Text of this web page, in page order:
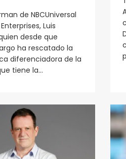
de NBCUniversal
Luis
desde que
ha rescatado la
diferenciadora de la
tiene la...